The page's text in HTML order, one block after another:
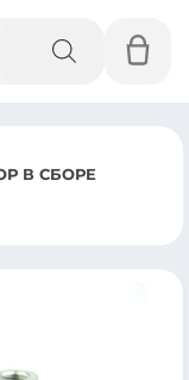
В СБОРЕ